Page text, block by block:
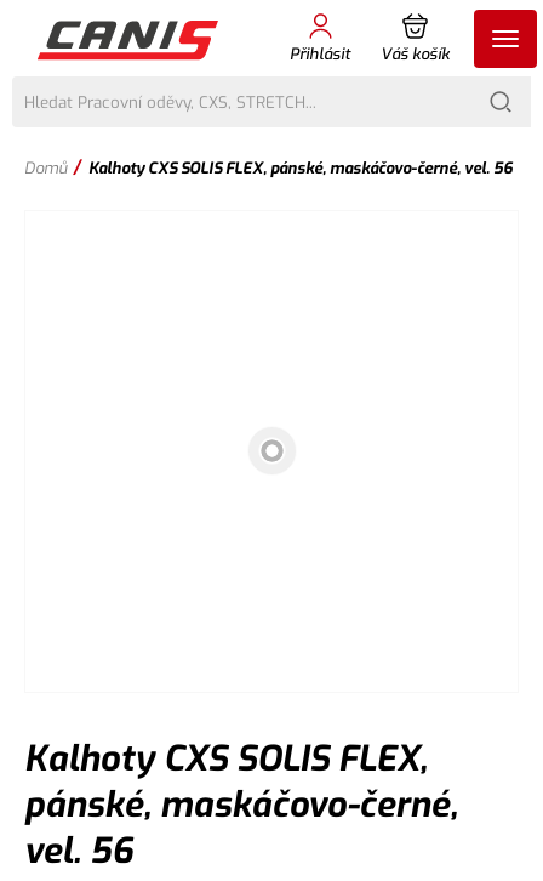
Přihlásit Váš košík
Domů / Kalhoty CXS SOLIS FLEX, pánské, maskáčovo-černé, vel. 56
Kalhoty CXS SOLIS FLEX,
pánské, maskáčovo-černé,
vel. 56